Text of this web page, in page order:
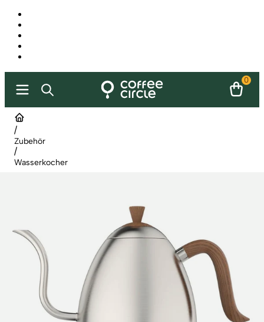
0
/
Zubehör
/
Wasserkocher